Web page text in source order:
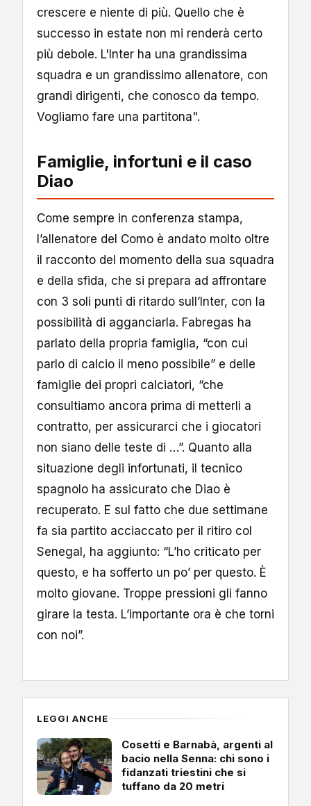
crescere e niente di più. Quello che è
successo in estate non mi renderà certo
più debole. L'Inter ha una grandissima
squadra e un grandissimo allenatore, con
grandi dirigenti, che conosco da tempo.
Vogliamo fare una partitona".
Famiglie, infortuni e il caso
Diao
Come sempre in conferenza stampa,
l’allenatore del Como è andato molto oltre
il racconto del momento della sua squadra
e della sfida, che si prepara ad affrontare
con 3 soli punti di ritardo sull’Inter, con la
possibilità di agganciarla. Fabregas ha
parlato della propria famiglia, “con cui
parlo di calcio il meno possibile” e delle
famiglie dei propri calciatori, “che
consultiamo ancora prima di metterli a
contratto, per assicurarci che i giocatori
non siano delle teste di …”. Quanto alla
situazione degli infortunati, il tecnico
spagnolo ha assicurato che Diao è
recuperato. E sul fatto che due settimane
fa sia partito acciaccato per il ritiro col
Senegal, ha aggiunto: “L’ho criticato per
questo, e ha sofferto un po’ per questo. È
molto giovane. Troppe pressioni gli fanno
girare la testa. L’importante ora è che torni
con noi”.
LEGGI ANCHE
Cosetti e Barnabà, argenti al
bacio nella Senna: chi sono i
fidanzati triestini che si
tuffano da 20 metri